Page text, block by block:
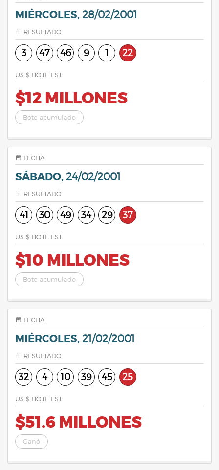
MIÉRCOLES, 28/02/2001
RESULTADO
3 47 46 9 1 22
US $ BOTE EST.
$12 MILLONES
Bote acumulado
FECHA
SÁBADO, 24/02/2001
RESULTADO
41 30 49 34 29 37
US $ BOTE EST.
$10 MILLONES
Bote acumulado
FECHA
MIÉRCOLES, 21/02/2001
RESULTADO
32 4 10 39 45 25
US $ BOTE EST.
$51.6 MILLONES
Ganó